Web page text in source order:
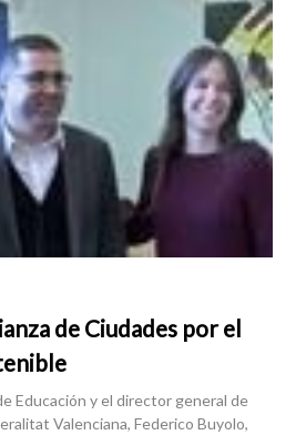
de Ciudades por el
Educación y el director general de
Valenciana, Federico Buyolo,